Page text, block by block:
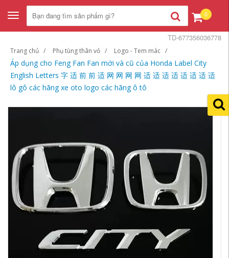
Toggle
navigation
0
Trang chủ Phụ tùng thân vỏ Logo - Tem mác
Áp dụng cho Feng Fan Fan mới và cũ của Honda Label City
English Letters 字 适 前 前 适 网 网 网 网 适 适 适 适 适 适 适 适
lô gô các hãng xe oto logo các hãng ô tô
TD-677356036778